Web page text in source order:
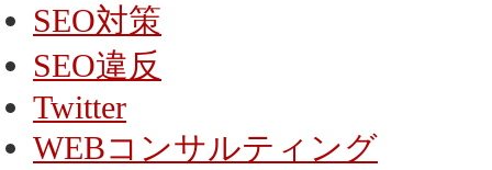
SEO対策
SEO違反
Twitter
WEBコンサルティング